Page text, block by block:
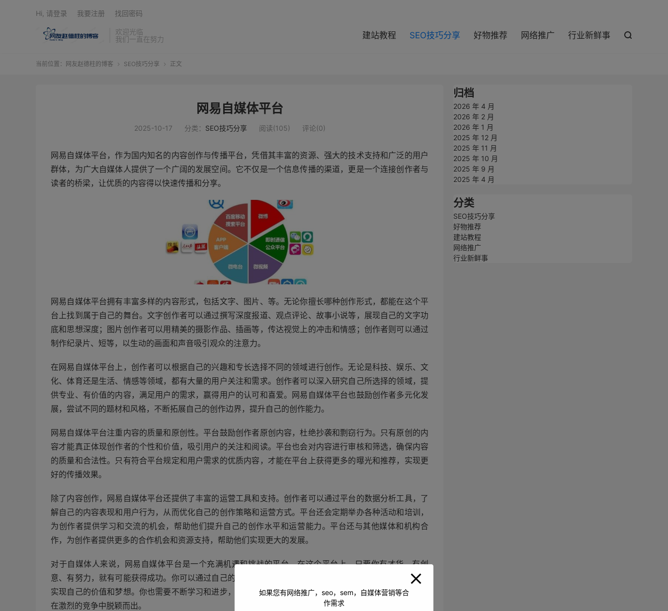
欢迎光临
我们一直在努力
建站教程 SEO技巧分享 好物推荐 网络推广 行业新鲜事 
Hi, 请登录 我要注册 找回密码
当前位置： 网友赵德柱的博客  SEO技巧分享  正文
网易自媒体平台
2025-10-17 分类： SEO技巧分享 阅读(105) 评论(0)
网易自媒体平台，作为国内知名的内容创作与传播平台，凭借其丰富的资源、强大的技术支持和广泛的用户
群体，为广大自媒体人提供了一个广阔的发展空间。它不仅是一个信息传播的渠道，更是一个连接创作者与
读者的桥梁，让优质的内容得以快速传播和分享。
网易自媒体平台拥有丰富多样的内容形式，包括文字、图片、等。无论你擅长哪种创作形式，都能在这个平
台上找到属于自己的舞台。文字创作者可以通过撰写深度报道、观点评论、故事小说等，展现自己的文字功
底和思想深度；图片创作者可以用精美的摄影作品、插画等，传达视觉上的冲击和情感；创作者则可以通过
制作纪录片、短等，以生动的画面和声音吸引观众的注意力。
在网易自媒体平台上，创作者可以根据自己的兴趣和专长选择不同的领域进行创作。无论是科技、娱乐、文
化、体育还是生活、情感等领域，都有大量的用户关注和需求。创作者可以深入研究自己所选择的领域，提
供专业、有价值的内容，满足用户的需求，赢得用户的认可和喜爱。网易自媒体平台也鼓励创作者多元化发
展，尝试不同的题材和风格，不断拓展自己的创作边界，提升自己的创作能力。
网易自媒体平台注重内容的质量和原创性。平台鼓励创作者原创内容，杜绝抄袭和剽窃行为。只有原创的内
容才能真正体现创作者的个性和价值，吸引用户的关注和阅读。平台也会对内容进行审核和筛选，确保内容
的质量和合法性。只有符合平台规定和用户需求的优质内容，才能在平台上获得更多的曝光和推荐，实现更
好的传播效果。
除了内容创作，网易自媒体平台还提供了丰富的运营工具和支持。创作者可以通过平台的数据分析工具，了
解自己的内容表现和用户行为，从而优化自己的创作策略和运营方式。平台还会定期举办各种活动和培训，
为创作者提供学习和交流的机会，帮助他们提升自己的创作水平和运营能力。平台还与其他媒体和机构合
作，为创作者提供更多的合作机会和资源支持，帮助他们实现更大的发展。
对于自媒体人来说，网易自媒体平台是一个充满机遇和挑战的平台。在这个平台上，只要你有才华、有创
意、有努力，就有可能获得成功。你可以通过自己的努力，打造属于自己的品牌，吸引大量的粉丝和关注，
实现自己的价值和梦想。你也需要不断学习和进步，适应平台的变化和用户的需求，保持创新和活力，才能
在激烈的竞争中脱颖而出。
归档
2026 年 4 月
2026 年 2 月
2026 年 1 月
2025 年 12 月
2025 年 11 月
2025 年 10 月
2025 年 9 月
2025 年 4 月
分类
SEO技巧分享
好物推荐
建站教程
网络推广
行业新鲜事
如果您有网络推广，seo，sem，自媒体营销等合
作需求